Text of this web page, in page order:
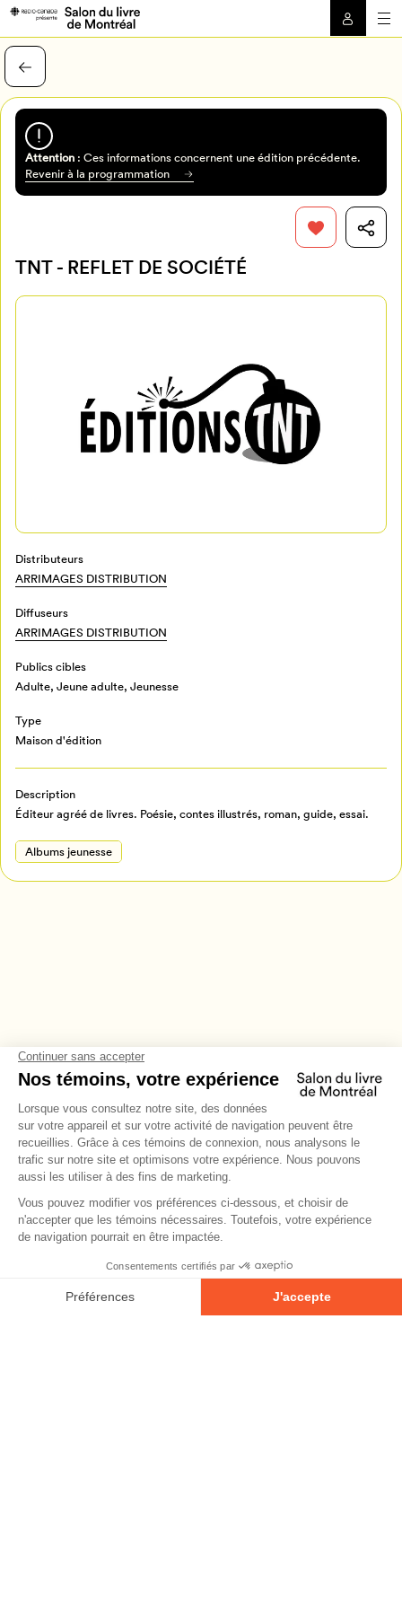
Programmation
Billetterie
Retour à l’accueil
Attention: Ces informations concernent une édition précédente.
Revenir à la programmation
TNT - REFLET DE SOCIÉTÉ
Distributeurs
ARRIMAGES DISTRIBUTION
Diffuseurs
ARRIMAGES DISTRIBUTION
Publics cibles
Adulte,Jeune adulte,Jeunesse
Type
Maison d'édition
Description
Éditeur agréé de livres. Poésie, contes illustrés, roman, guide, essai.
Albums jeunesse
connectez-vous ou créez votre profil
Mon Salon
Se connecter